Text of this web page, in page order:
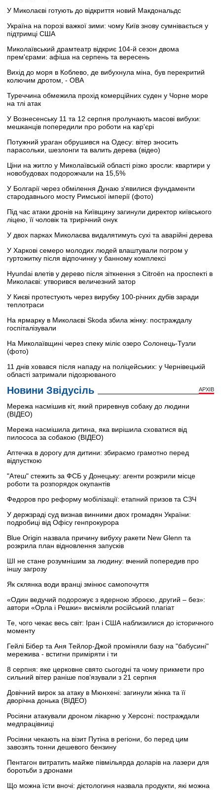
У Миколаєві готують до відкриття новий Макдональдс
Україна на порозі важкої зими: чому Київ знову сумнівається у
підтримці США
Миколаївський драмтеатр відкриє 104-й сезон двома
прем'єрами: афіша на серпень та вересень
Вихід до моря в Коблево, де вибухнула міна, був перекритий
колючим дротом, - ОВА
Туреччина обмежила прохід комерційних суден у Чорне море
на тлі атак
У Вознесенську 11 та 12 серпня пролунають масові вибухи:
мешканців попередили про роботи на кар'єрі
Потужний ураган обрушився на Одесу: вітер зносить
парасольки, шезлонги та валить дерева (відео)
Ціни на житло у Миколаївській області різко зросли: квартири у
новобудовах подорожчали на 15,5%
У Болгарії через обмілення Дунаю з'явилися фундаменти
стародавнього мосту Римської імперії (фото)
Під час атаки дронів на Київщину загинули директор київського
ліцею, її чоловік та трирічний онук
У двох парках Миколаєва видалятимуть сухі та аварійні дерева
У Харкові семеро молодих людей влаштували погром у
гуртожитку після відпочинку у банному комплексі
Hyundai влетів у дерево після зіткнення з Citroën на проспекті в
Миколаєві: утворився величезний затор
У Києві протестують через вирубку 100-річних дубів заради
теплотраси
На ярмарку в Миколаєві Skoda збила жінку: постраждалу
госпіталізували
На Миколаївщині через спеку міліє озеро Солонець-Тузли
(фото)
11 днів ховався після нападу на поліцейських: у Чернівецькій
області затримали підозрюваного
Новини Звідусіль АРХІВ
Мережа насмішив кіт, який приревнув собаку до людини
(ВІДЕО)
Мережа насмішила дитина, яка вирішила сховатися від
пилососа за собакою (ВІДЕО)
Аптечка в дорогу для дитини: збираємо грамотно перед
відпусткою
"Атеш" стежить за ФСБ у Донецьку: агенти розкрили місце
роботи та розпорядок окупантів
Федоров про реформу мобілізації: етапний призов та СЗЧ
У держзраді суд визнав винними двох громадян України:
подробиці від Офісу генпрокурора
Blue Origin назвала причину вибуху ракети New Glenn та
розкрила план відновлення запусків
ШІ не стане розумнішим за людину: вчений попередив про
іншу загрозу
Як склянка води вранці змінює самопочуття
«Один ведучий подорожує з ядерною зброєю, другий – без»:
автори «Орла і Решки» висміяли російський плагіат
Те, чого чекає весь світ: Іран і США наблизилися до історичного
моменту
Гейлі Бібер та Аня Тейлор-Джой проміняли базу на "бабусині"
мережива - встигни приміряти і ти
8 серпня: яке церковне свято сьогодні та чому прикмети про
сильний вітер раніше пов’язували з 21 серпня
Довічний вирок за атаку в Мюнхені: загинули жінка та її
дворічна донька (ВІДЕО)
Росіяни атакували дроном лікарню у Херсоні: постраждали
медпрацівниці
Росіяни чекають на візит Путіна в регіони, бо перед цим
завозять тонни дешевого бензину
Пентагон витратить майже півмільярда доларів на лазери для
боротьби з дронами
Що можна їсти вночі: дієтологиня назвала продукти, які можна